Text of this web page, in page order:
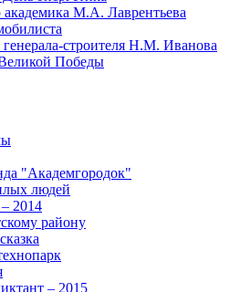
М.А. Лаврентьева
строителя Н.М. Иванова
Победы
"Академгородок"
людей
2014
району
– 2015